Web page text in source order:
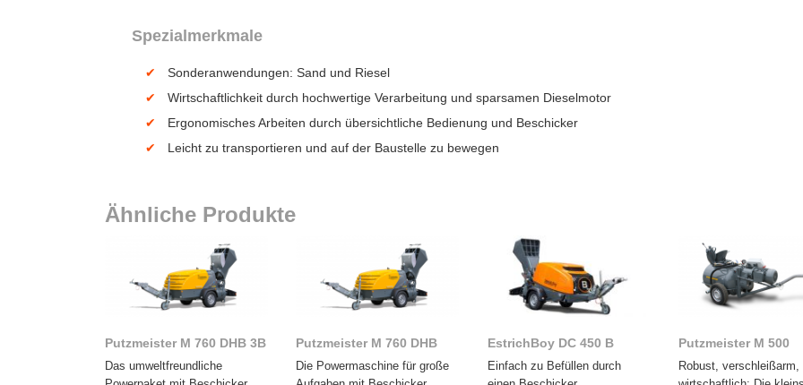
Spezialmerkmale
Sonderanwendungen: Sand und Riesel
Wirtschaftlichkeit durch hochwertige Verarbeitung und sparsamen Dieselmotor
Ergonomisches Arbeiten durch übersichtliche Bedienung und Beschicker
Leicht zu transportieren und auf der Baustelle zu bewegen
Ähnliche Produkte
Putzmeister M 760 DHB 3B
Das umweltfreundliche
Putzmeister M 760 DHB
Die Powermaschine für große
EstrichBoy DC 450 B
Einfach zu Befüllen durch
Putzmeister M 500
Robust, verschleißarm,